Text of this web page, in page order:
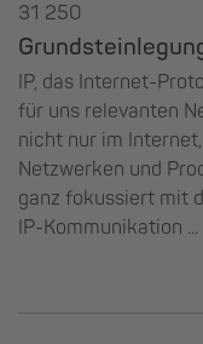
31 250
IP, das Internet-
für uns relevanten
nicht nur im
Netzwerken und
ganz fokussiert mit
IP-Kommunikation ...